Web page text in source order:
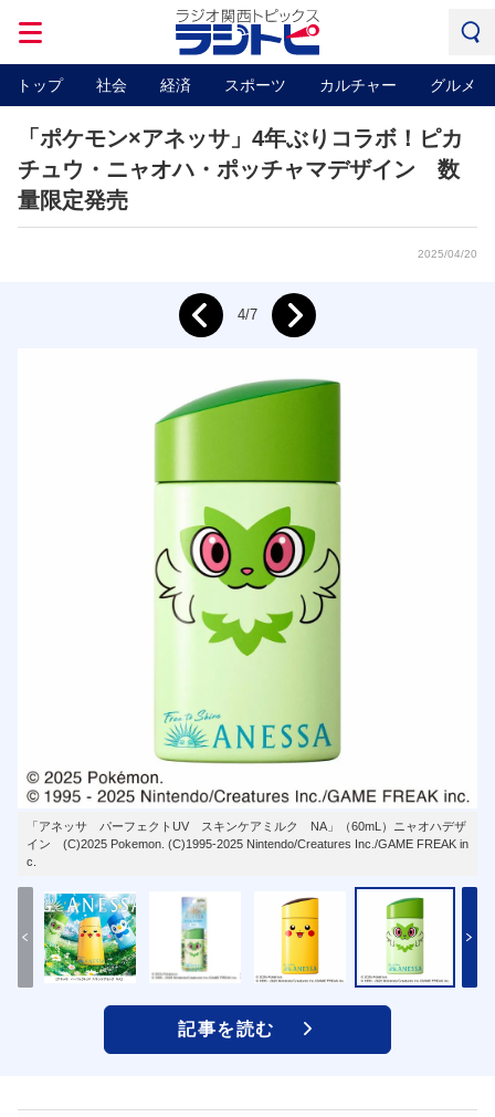
トップ 社会 経済 スポーツ カルチャー グルメ
「ポケモン×アネッサ」4年ぶりコラボ！ピカ
チュウ・ニャオハ・ポッチャマデザイン 数
量限定発売
2025/04/20
「アネッサ パーフェクトUV スキンケアミルク NA」（60mL）ニャオハデザ
イン (C)2025 Pokemon. (C)1995-2025 Nintendo/Creatures Inc./GAME FREAK in
c.
Prev 4/7 Next
記事を読む